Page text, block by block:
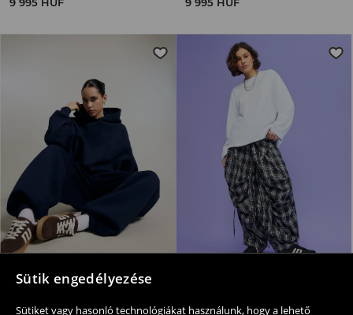
Sütik engedélyezése
Sütiket vagy hasonló technológiákat használunk, hogy a lehető
+5 színek